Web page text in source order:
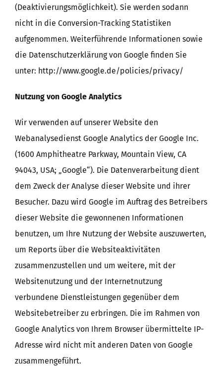
(Deaktivierungsmöglichkeit). Sie werden sodann
nicht in die Conversion-Tracking Statistiken
aufgenommen. Weiterführende Informationen sowie
die Datenschutzerklärung von Google finden Sie
unter: http://www.google.de/policies/privacy/
Nutzung von Google Analytics
Wir verwenden auf unserer Website den
Webanalysedienst Google Analytics der Google Inc.
(1600 Amphitheatre Parkway, Mountain View, CA
94043, USA; „Google“). Die Datenverarbeitung dient
dem Zweck der Analyse dieser Website und ihrer
Besucher. Dazu wird Google im Auftrag des Betreibers
dieser Website die gewonnenen Informationen
benutzen, um Ihre Nutzung der Website auszuwerten,
um Reports über die Websiteaktivitäten
zusammenzustellen und um weitere, mit der
Websitenutzung und der Internetnutzung
verbundene Dienstleistungen gegenüber dem
Websitebetreiber zu erbringen. Die im Rahmen von
Google Analytics von Ihrem Browser übermittelte IP-
Adresse wird nicht mit anderen Daten von Google
zusammengeführt.